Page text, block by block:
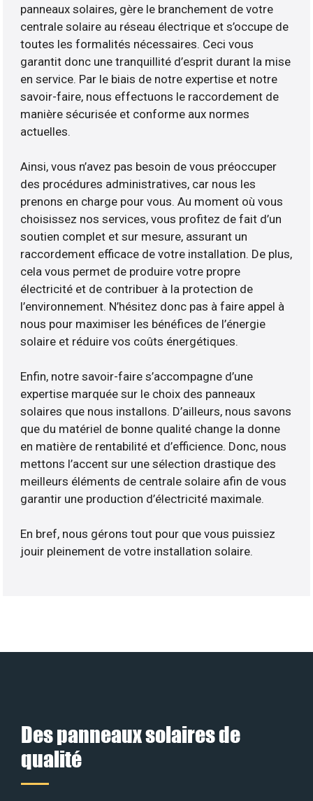
panneaux solaires, gère le branchement de votre
centrale solaire au réseau électrique et s’occupe de
toutes les formalités nécessaires. Ceci vous
garantit donc une tranquillité d’esprit durant la mise
en service. Par le biais de notre expertise et notre
savoir-faire, nous effectuons le raccordement de
manière sécurisée et conforme aux normes
actuelles.
Ainsi, vous n’avez pas besoin de vous préoccuper
des procédures administratives, car nous les
prenons en charge pour vous. Au moment où vous
choisissez nos services, vous profitez de fait d’un
soutien complet et sur mesure, assurant un
raccordement efficace de votre installation. De plus,
cela vous permet de produire votre propre
électricité et de contribuer à la protection de
l’environnement. N’hésitez donc pas à faire appel à
nous pour maximiser les bénéfices de l’énergie
solaire et réduire vos coûts énergétiques.
Enfin, notre savoir-faire s’accompagne d’une
expertise marquée sur le choix des panneaux
solaires que nous installons. D’ailleurs, nous savons
que du matériel de bonne qualité change la donne
en matière de rentabilité et d’efficience. Donc, nous
mettons l’accent sur une sélection drastique des
meilleurs éléments de centrale solaire afin de vous
garantir une production d’électricité maximale.
En bref, nous gérons tout pour que vous puissiez
jouir pleinement de votre installation solaire.
Des panneaux solaires de
qualité